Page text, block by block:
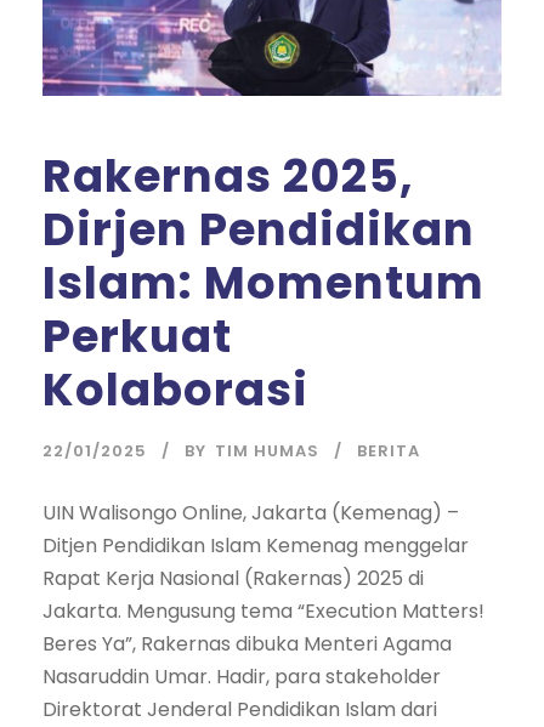
Rakernas 2025,
Dirjen Pendidikan
Islam: Momentum
Perkuat
Kolaborasi
22/01/2025 BY TIM HUMAS BERITA
UIN Walisongo Online, Jakarta (Kemenag) –
Ditjen Pendidikan Islam Kemenag menggelar
Rapat Kerja Nasional (Rakernas) 2025 di
Jakarta. Mengusung tema “Execution Matters!
Beres Ya”, Rakernas dibuka Menteri Agama
Nasaruddin Umar. Hadir, para stakeholder
Direktorat Jenderal Pendidikan Islam dari